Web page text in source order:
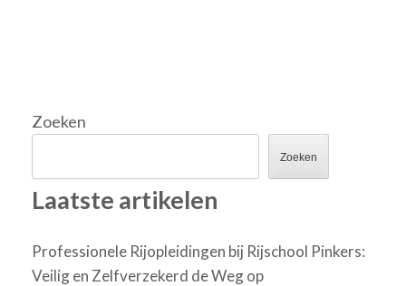
Zoeken
Zoeken
Laatste artikelen
Professionele Rijopleidingen bij Rijschool Pinkers:
Veilig en Zelfverzekerd de Weg op